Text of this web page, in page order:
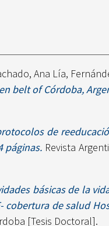
Ana Lía,
belt of Córdoba,
de
páginas. Revista
básicas de la
cobertura de salud
[Tesis Doctoral].